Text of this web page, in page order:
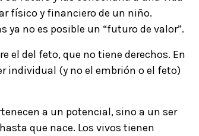
físico y financiero de un niño.
ya no es posible un “futuro de valor”.
el del feto, que no tiene derechos. En
individual (y no el embrión o el feto)
a un potencial, sino a un ser
que nace. Los vivos tienen